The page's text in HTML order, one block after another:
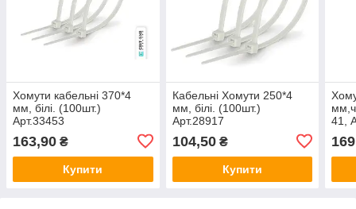
Хомути кабельні 370*4
мм, білі. (100шт.)
Арт.33453
163,90 ₴
Купити
Кабельні Хомути 250*4
мм, білі. (100шт.)
Арт.28917
104,50₴
Купити
41,